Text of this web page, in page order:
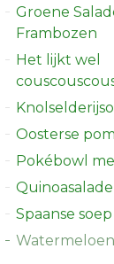
Groene
Frambozen
Het lijkt wel
Oosterse
Pokébowl
Quinoasalade
Spaanse soep